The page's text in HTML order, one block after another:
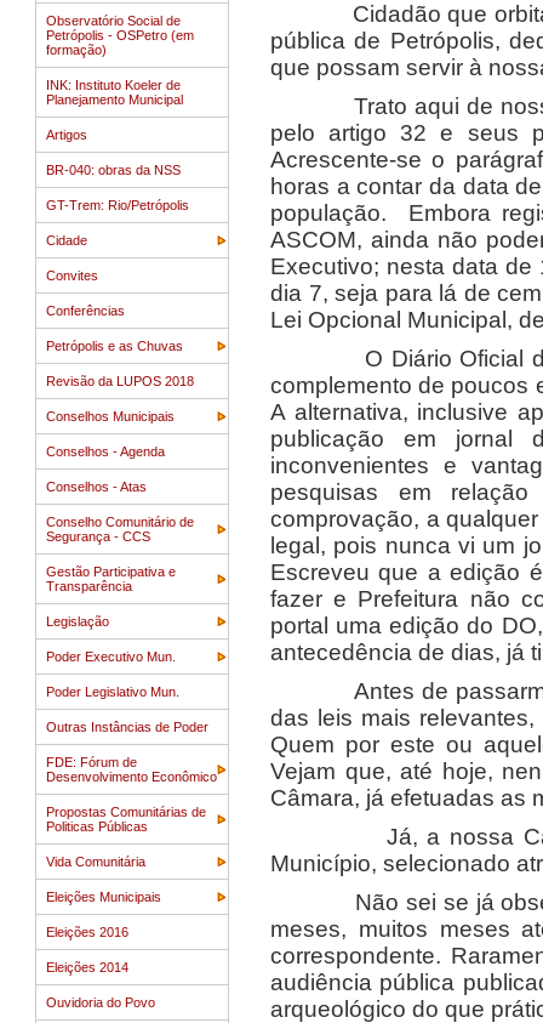
Observatório Social de
Petrópolis - OSPetro (em
formação)
INK: Instituto Koeler de
Planejamento Municipal
Artigos
BR-040: obras da NSS
GT-Trem: Rio/Petrópolis
Cidade
Convites
Conferências
Petrópolis e as Chuvas
Revisão da LUPOS 2018
Conselhos Municipais
Conselhos - Agenda
Conselhos - Atas
Conselho Comunitário de
Segurança - CCS
Gestão Participativa e
Transparência
Legislação
Poder Executivo Mun.
Poder Legislativo Mun.
Outras Instâncias de Poder
FDE: Fórum de
Desenvolvimento Econômico
Propostas Comunitárias de
Politicas Públicas
Vida Comunitária
Eleições Municipais
Eleições 2016
Eleições 2014
Ouvidoria do Povo
Cidadão que orbita
pública de Petrópolis,
que possam servir à
Trato aqui de nossas
pelo artigo 32 e seus
Acrescente-se o
horas a contar da data
população. Embora
ASCOM, ainda não
Executivo; nesta data
dia 7, seja para lá de
Lei Opcional Municipal,
O Diário Oficial do
complemento de poucos
A alternativa, inclusive
publicação em jornal
inconvenientes e
pesquisas em
comprovação, a
legal, pois nunca vi um
Escreveu que a edição
fazer e Prefeitura não
portal uma edição do
antecedência de dias, já
Antes de passarmos
das leis mais
Quem por este ou
Vejam que, até hoje,
Câmara, já efetuadas as
Já, a nossa
Município, selecionado
Não sei se já
meses, muitos meses
correspondente.
audiência pública
arqueológico do que